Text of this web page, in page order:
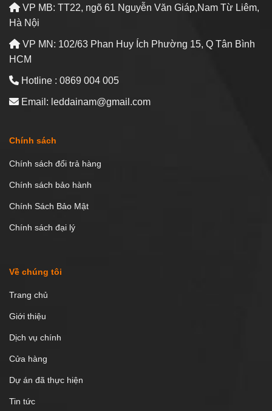
VP MB: TT22, ngõ 61 Nguyễn Văn Giáp,Nam Từ Liêm,
Hà Nội
VP MN: 102/63 Phan Huy Ích Phường 15, Q Tân Bình
HCM
Hotline : 0869 004 005
Email: leddainam@gmail.com
Chính sách
Chính sách đổi trả hàng
Chính sách bảo hành
Chính Sách Bảo Mật
Chính sách đại lý
Về chúng tôi
Trang chủ
Giới thiệu
Dịch vụ chính
Cửa hàng
Dự án đã thực hiện
Tin tức